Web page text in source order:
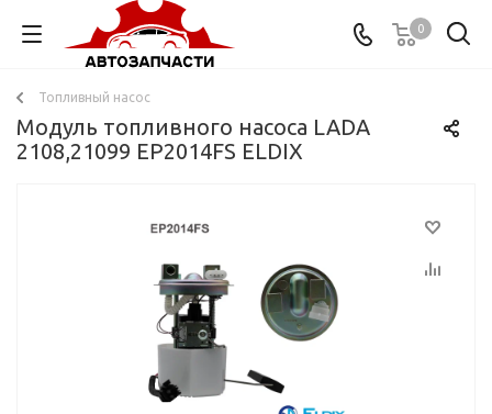
0
Топливный насос
Модуль топливного насоса LADA
2108,21099 EP2014FS ELDIX